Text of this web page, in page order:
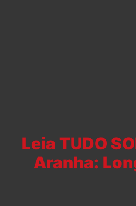
Leia TUDO
Aranha: